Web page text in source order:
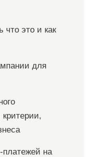
это и как
для
на